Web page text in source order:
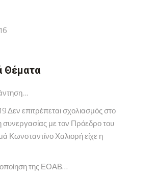
Θέματα
Δεν επιτρέπεται σχολιασμός στο
με τον Πρόεδρο του
Κωνσταντίνο Χαλιορή είχε η
της ΕΟΑΒ…